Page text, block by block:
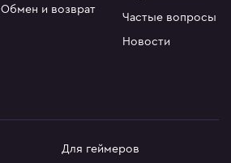
Обмен и возврат
Частые вопросы
Новости
Для геймеров